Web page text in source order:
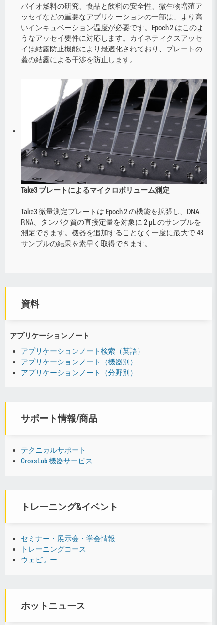
バイオ燃料の研究、食品と飲料の安全性、微生物増殖ア
ッセイなどの重要なアプリケーションの一部は、より高
いインキュベーション温度が必要です。Epoch 2 はこのよ
うなアッセイ要件に対応します。カイネティクスアッセ
イは結露防止機能により最適化されており、プレートの
蓋の結露による干渉を防止します。
Take3 プレートによるマイクロボリューム測定
Take3 微量測定プレートは Epoch 2 の機能を拡張し、DNA、
RNA、タンパク質の直接定量を対象に 2 µL のサンプルを
測定できます。機器を追加することなく一度に最大で 48
サンプルの結果を素早く取得できます。
資料
アプリケーションノート
アプリケーションノート検索（英語）
アプリケーションノート（機器別）
アプリケーションノート（分野別）
サポート情報/商品
テクニカルサポート
CrossLab 機器サービス
トレーニング&イベント
セミナー・展示会・学会情報
トレーニングコース
ウェビナー
ホットニュース